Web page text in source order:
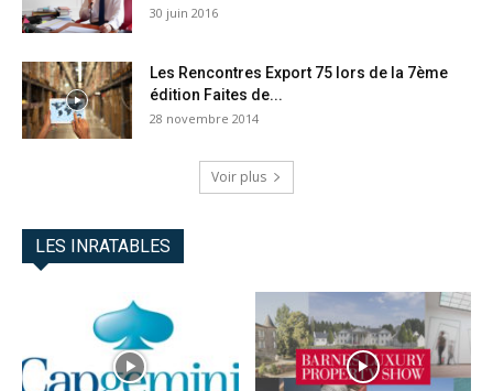
30 juin 2016
Les Rencontres Export 75 lors de la 7ème
édition Faites de...
28 novembre 2014
Voir plus
LES INRATABLES